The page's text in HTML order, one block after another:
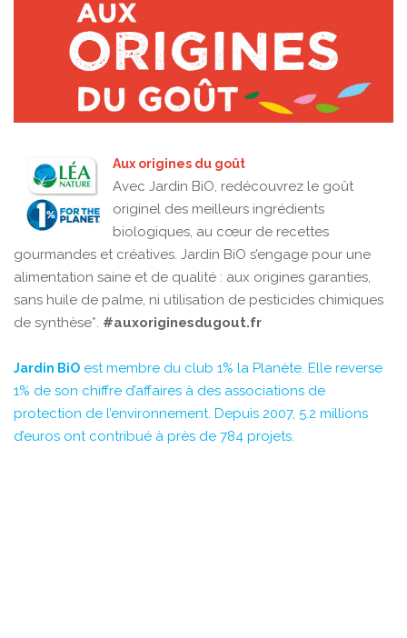
Aux origines du goût
Avec Jardin BiO, redécouvrez le goût
originel des meilleurs ingrédients
biologiques, au cœur de recettes
gourmandes et créatives. Jardin BiO s’engage pour une
alimentation saine et de qualité : aux origines garanties,
sans huile de palme, ni utilisation de pesticides chimiques
de synthèse*. #auxoriginesdugout.fr
Jardin BiO est membre du club 1% la Planète. Elle reverse
1% de son chiffre d’affaires à des associations de
protection de l’environnement. Depuis 2007, 5.2 millions
d’euros ont contribué à près de 784 projets.